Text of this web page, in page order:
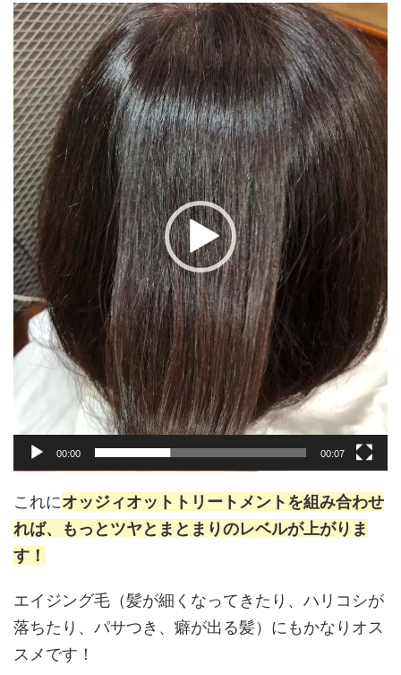
動
画
プ
レ
ー
ヤ
ー
00:00 00:07
これにオッジィオットトリートメントを組み合わせ
れば、もっとツヤとまとまりのレベルが上がりま
す！
エイジング毛（髪が細くなってきたり、ハリコシが
落ちたり、パサつき、癖が出る髪）にもかなりオス
スメです！